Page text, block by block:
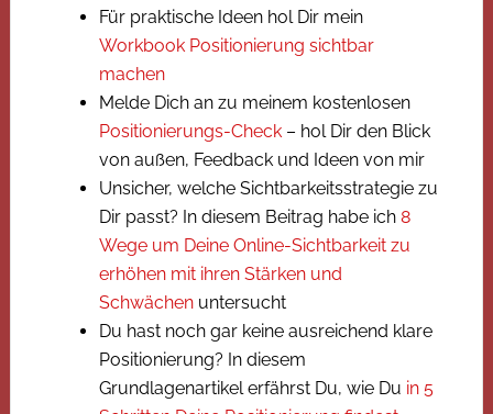
Für praktische Ideen hol Dir mein
Workbook Positionierung sichtbar
machen
Melde Dich an zu meinem kostenlosen
Positionierungs-Check– hol Dir den Blick
von außen, Feedback und Ideen von mir
Unsicher, welche Sichtbarkeitsstrategie zu
Dir passt? In diesem Beitrag habe ich 8
Wege um Deine Online-Sichtbarkeit zu
erhöhen mit ihren Stärken und
Schwächenuntersucht
Du hast noch gar keine ausreichend klare
Positionierung? In diesem
Grundlagenartikel erfährst Du, wie Du in 5